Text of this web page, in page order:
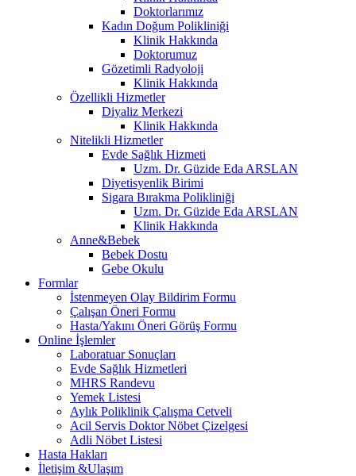
Doktorlarımız
Kadın Doğum Polikliniği
Klinik Hakkında
Doktorumuz
Gözetimli Radyoloji
Klinik Hakkında
Özellikli Hizmetler
Diyaliz Merkezi
Klinik Hakkında
Nitelikli Hizmetler
Evde Sağlık Hizmeti
Uzm. Dr. Güzide Eda ARSLAN
Diyetisyenlik Birimi
Sigara Bırakma Polikliniği
Uzm. Dr. Güzide Eda ARSLAN
Klinik Hakkında
Anne&Bebek
Bebek Dostu
Gebe Okulu
Formlar
İstenmeyen Olay Bildirim Formu
Çalışan Öneri Formu
Hasta/Yakını Öneri Görüş Formu
Online İşlemler
Laboratuar Sonuçları
Evde Sağlık Hizmetleri
MHRS Randevu
Yemek Listesi
Aylık Poliklinik Çalışma Cetveli
Acil Servis Doktor Nöbet Çizelgesi
Adli Nöbet Listesi
Hasta Hakları
İletişim &Ulaşım